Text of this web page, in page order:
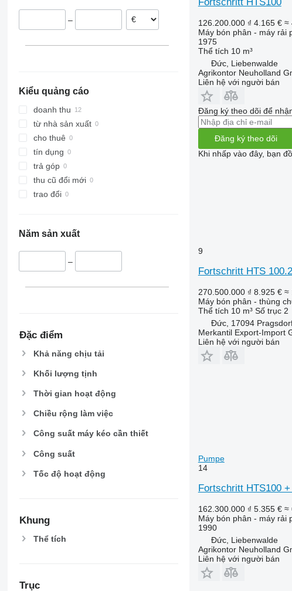
–
Kiểu quảng cáo
doanh thu
từ nhà sản xuất
cho thuê
tín dụng
trả góp
thu cũ đổi mới
trao đổi
Năm sản xuất
–
Đặc điểm
Khả năng chịu tải
Khối lượng tịnh
Thời gian hoạt động
Chiều rộng làm việc
Công suất máy kéo cần thiết
Công suất
Tốc độ hoạt động
Khung
Thể tích
Trục
126.200.000 ₫ 4.165 € ≈
Máy bón phân - máy rải
1975
Thể tích 10 m³
Đức, Liebenwalde
Agrikontor Neuholland
Liên hệ với người bán
Đăng ký theo dõi để
Đăng ký theo dõi
Khi nhấp vào đây, bạn
9
Fortschritt HTS
270.500.000 ₫ 8.925 € ≈
Máy bón phân - thùng
Thể tích 10 m³ Số trục 2
Đức, 17094
Merkantil Export-Import
Liên hệ với người bán
Pumpe
14
Fortschritt HTS100
162.300.000 ₫ 5.355 € ≈
Máy bón phân - máy rải
1990
Đức, Liebenwalde
Agrikontor Neuholland
Liên hệ với người bán